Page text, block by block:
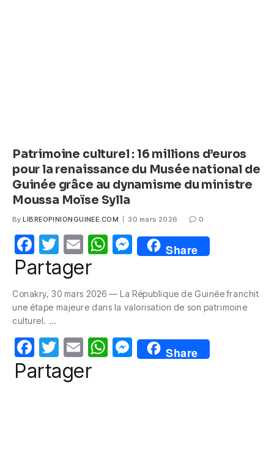
Patrimoine culturel : 16 millions d’euros
pour la renaissance du Musée national de
Guinée grâce au dynamisme du ministre
Moussa Moïse Sylla
By LIBREOPINIONGUINEE.COM 30 mars 2026 0
F
a
e
b
o
o
k
T
w
itt
er
E
m
W
s
p
p
M
e
e
g
er
Share
Partager
Conakry, 30 mars 2026 — La République de Guinée franchit
une étape majeure dans la valorisation de son patrimoine
culturel. …
F
a
T
w
itt
E
m
W M
e
Share
Partager